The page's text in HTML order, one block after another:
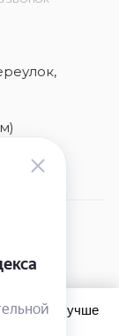
лучше